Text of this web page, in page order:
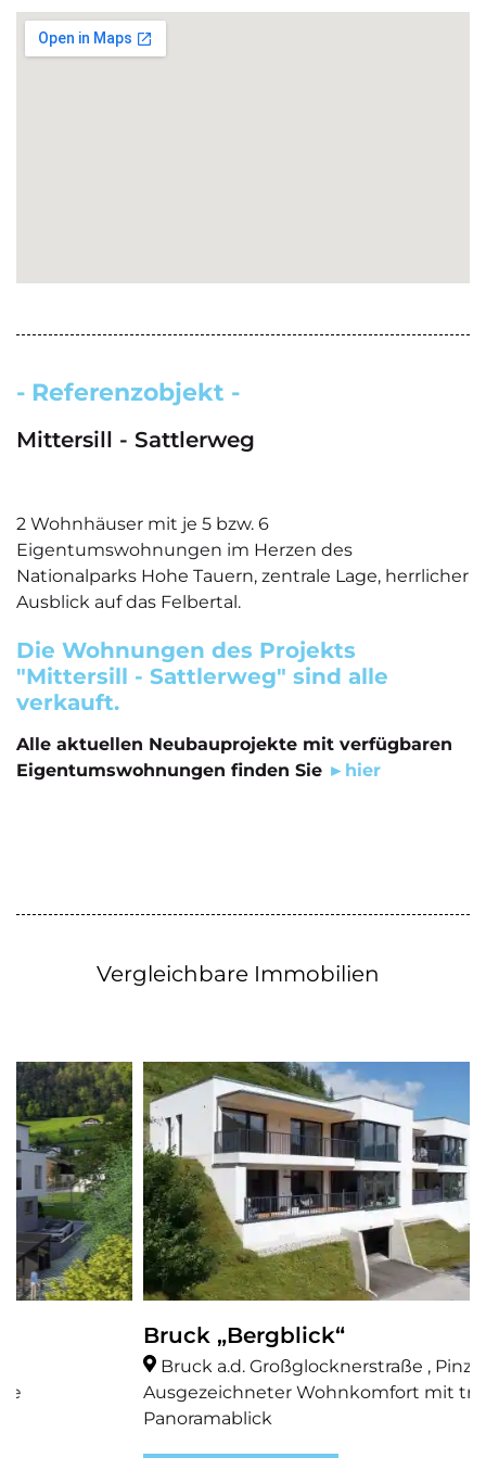
- Referenzobjekt -
Mittersill - Sattlerweg
2 Wohnhäuser mit je 5 bzw. 6
Eigentumswohnungen im Herzen des
Nationalparks Hohe Tauern, zentrale Lage, herrlicher
Ausblick auf das Felbertal.
Die Wohnungen des Projekts
"Mittersill - Sattlerweg" sind alle
verkauft.
Alle aktuellen Neubauprojekte mit verfügbaren
Eigentumswohnungen finden Sie ►hier
Vergleichbare Immobilien
Bruck „Bergblick“
Bruck a.d. Großglocknerstraße , Pinzgau
Ausgezeichneter Wohnkomfort mit traumhaftem
Panoramablick